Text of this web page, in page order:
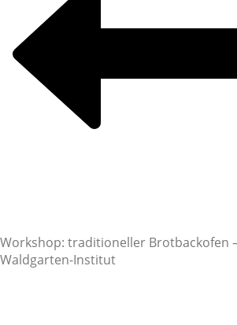
Workshop: traditioneller Brotbackofen
Waldgarten-Institut